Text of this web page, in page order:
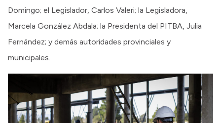
Domingo; el Legislador, Carlos Valeri; la Legisladora,
Marcela González Abdala; la Presidenta del PITBA, Julia
Fernández; y demás autoridades provinciales y
municipales.